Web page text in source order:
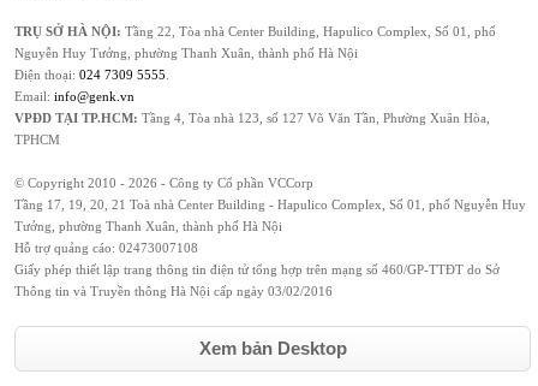
TRỤ SỞ HÀ NỘI: Tầng 22, Tòa nhà Center Building, Hapulico Complex, Số 01, phố
Nguyễn Huy Tưởng, phường Thanh Xuân, thành phố Hà Nội
Điện thoại: 024 7309 5555.
Email: info@genk.vn
VPĐD TẠI TP.HCM: Tầng 4, Tòa nhà 123, số 127 Võ Văn Tần, Phường Xuân Hòa,
TPHCM
© Copyright 2010 - 2026 - Công ty Cổ phần VCCorp
Tầng 17, 19, 20, 21 Toà nhà Center Building - Hapulico Complex, Số 01, phố Nguyễn Huy
Tưởng, phường Thanh Xuân, thành phố Hà Nội
Hỗ trợ quảng cáo: 02473007108
Giấy phép thiết lập trang thông tin điện tử tổng hợp trên mạng số 460/GP-TTĐT do Sở
Thông tin và Truyền thông Hà Nội cấp ngày 03/02/2016
Xem bản Desktop